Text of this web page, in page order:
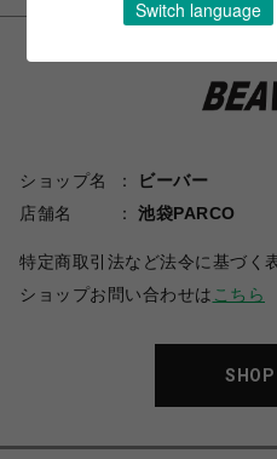
ショップ名
ビーバー
店舗名
池袋PARCO
特定商取引法など法令に基づく
ショップお問い合わせは こちら
Switch language